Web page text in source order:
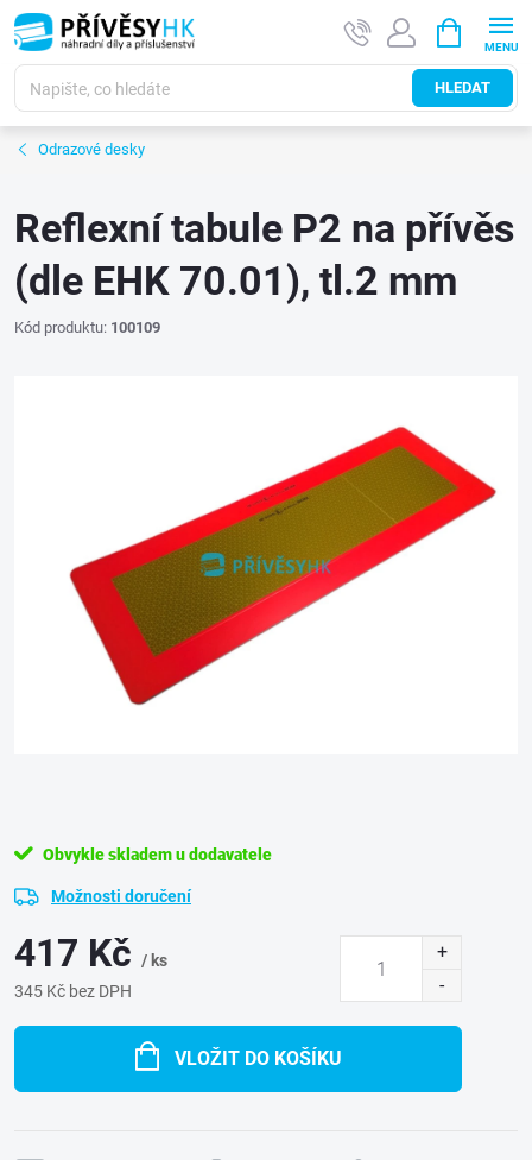
Přejít
na
obsah
HLEDAT
NÁKUPNÍ
KOŠÍK
Odrazové desky
Reflexní tabule P2 na přívěs
(dle EHK 70.01), tl.2 mm
Kód produktu: 100109
Obvykle skladem u dodavatele
Možnosti doručení
417 Kč / ks
345 Kč bez DPH
VLOŽIT DO KOŠÍKU